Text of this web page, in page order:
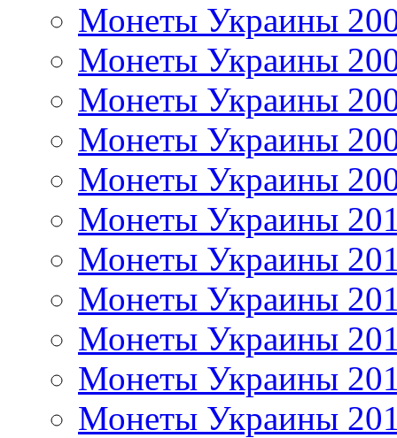
Монеты Украины
Монеты Украины
Монеты Украины
Монеты Украины
Монеты Украины
Монеты Украины
Монеты Украины
Монеты Украины
Монеты Украины
Монеты Украины
Монеты Украины